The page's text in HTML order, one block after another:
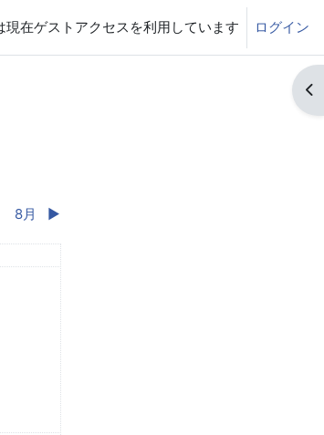
現在ゲストアクセスを利用しています ログイン
ブ
8月 ▶︎
月 6日
トなし 2024年 07月 7日